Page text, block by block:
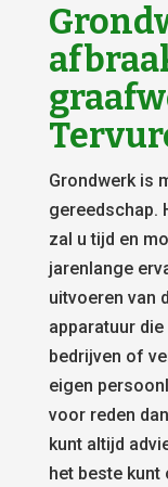
Grondwerk is
gereedschap.
zal u tijd en
jarenlange
uitvoeren van
apparatuur
bedrijven of
eigen
voor reden
kunt altijd
het beste